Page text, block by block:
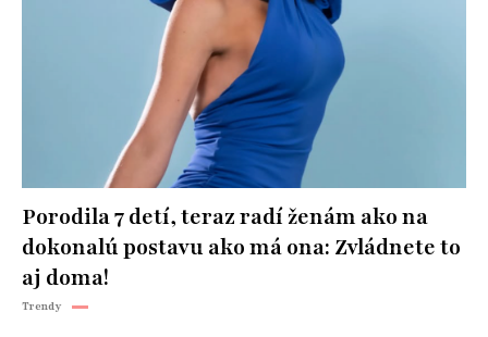
Porodila 7 detí, teraz radí ženám ako na
dokonalú postavu ako má ona: Zvládnete to
aj doma!
Trendy